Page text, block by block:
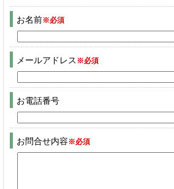
お名前※必須
メールアドレス ※必須
お電話番号
お問合せ内容※必須